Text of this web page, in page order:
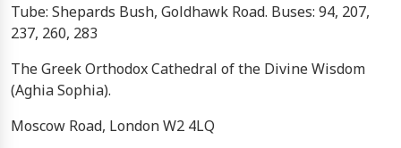
Tube: Shepards Bush, Goldhawk Road. Buses: 94, 207,
237, 260, 283
The Greek Orthodox Cathedral of the Divine Wisdom
(Aghia Sophia).
Moscow Road, London W2 4LQ